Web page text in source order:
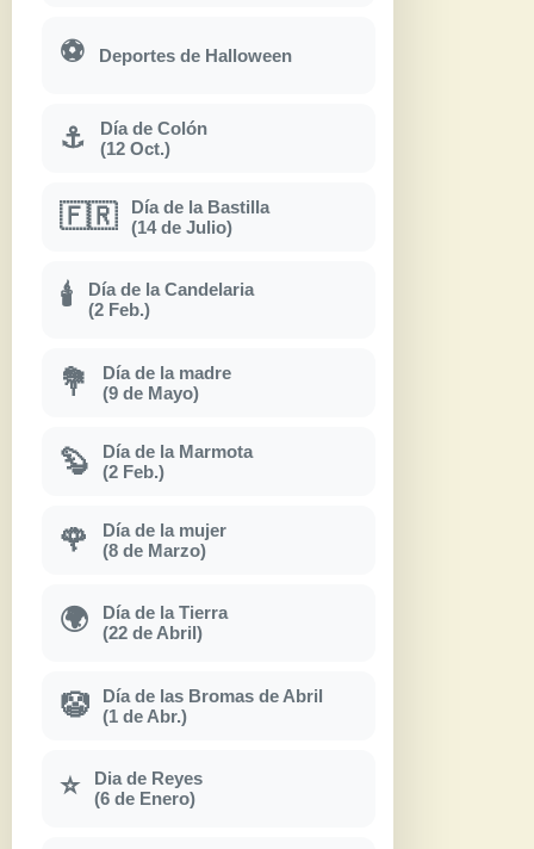
⚽ Deportes de Halloween
⚓
Día de Colón
(12 Oct.)
🇫🇷
Día de la Bastilla
(14 de Julio)
🕯
Día de la Candelaria
(2 Feb.)
💐
Día de la madre
(9 de Mayo)
🦫
Día de la Marmota
(2 Feb.)
🌹
Día de la mujer
(8 de Marzo)
🌍
Día de la Tierra
(22 de Abril)
🤡
Día de las Bromas de Abril
(1 de Abr.)
⭐
Dia de Reyes
(6 de Enero)